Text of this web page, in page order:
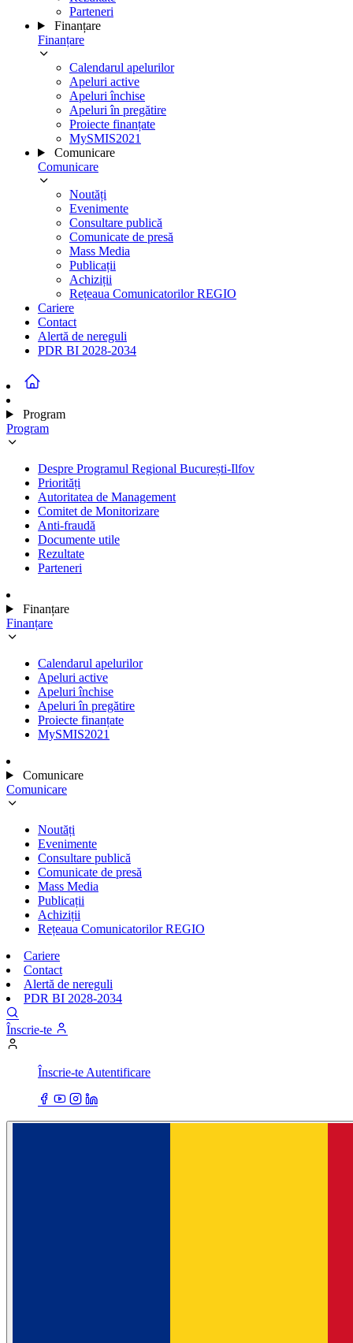
Parteneri
Finanțare
Finanțare
Calendarul apelurilor
Apeluri active
Apeluri închise
Apeluri în pregătire
Proiecte finanțate
MySMIS2021
Comunicare
Comunicare
Noutăți
Evenimente
Consultare publică
Comunicate de presă
Mass Media
Publicații
Achiziții
Rețeaua Comunicatorilor REGIO
Cariere
Contact
Alertă de nereguli
PDR BI 2028-2034
Program
Program
Despre Programul Regional București-Ilfov
Priorități
Autoritatea de Management
Comitet de Monitorizare
Anti-fraudă
Documente utile
Rezultate
Parteneri
Finanțare
Finanțare
Calendarul apelurilor
Apeluri active
Apeluri închise
Apeluri în pregătire
Proiecte finanțate
MySMIS2021
Comunicare
Comunicare
Noutăți
Evenimente
Consultare publică
Comunicate de presă
Mass Media
Publicații
Achiziții
Rețeaua Comunicatorilor REGIO
Cariere
Contact
Alertă de nereguli
PDR BI 2028-2034
Înscrie-te
Înscrie-te Autentificare